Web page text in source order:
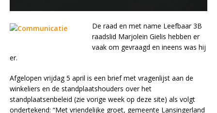
De raad en met name Leefbaar 3B
raadslid Marjolein Gielis hebben er
vaak om gevraagd en ineens was hij
er.
Afgelopen vrijdag 5 april is een brief met vragenlijst aan de
winkeliers en de standplaatshouders over het
standplaatsenbeleid (zie vorige week op deze site) als volgt
ondertekend: “Met vriendelijke groet, gemeente Lansingerland